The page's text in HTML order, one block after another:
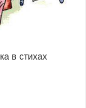
в стихах